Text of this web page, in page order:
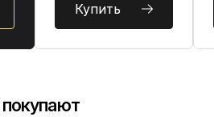
Купить